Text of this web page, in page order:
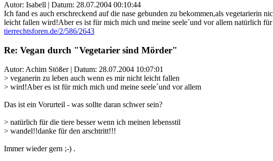
Autor: Isabell | Datum: 28.07.2004 00:10:44
Ich fand es auch erschreckend auf die nase gebunden zu bekommen,als vegetarierin
leicht fallen wird!Aber es ist für mich mich und meine seele´und vor allem natürlich
tierrechtsforen.de/2/586/2643
Re: Vegan durch "Vegetarier sind Mörder"
Autor: Achim Stößer | Datum: 28.07.2004 10:07:01
> veganerin zu leben auch wenn es mir nicht leicht fallen
> wird!Aber es ist für mich mich und meine seele´und vor allem
Das ist ein Vorurteil - was sollte daran schwer sein?
> natürlich für die tiere besser wenn ich meinen lebensstil
> wandel!!danke für den arschtritt!!!
Immer wieder gern ;-) .